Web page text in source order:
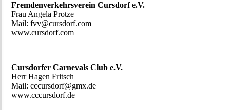
Fremdenverkehrsverein Cursdorf e.V.
Frau Angela Protze
Mail: fvv@cursdorf.com
www.cursdorf.com
Cursdorfer Carnevals Club e.V.
Herr Hagen Fritsch
Mail: cccursdorf@gmx.de
www.cccursdorf.de